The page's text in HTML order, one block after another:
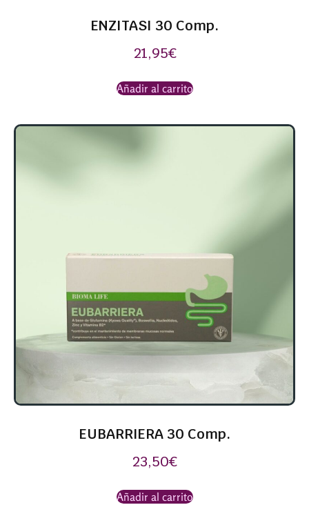
ENZITASI 30 Comp.
21,95€
Añadir al carrito
EUBARRIERA 30 Comp.
23,50€
Añadir al carrito